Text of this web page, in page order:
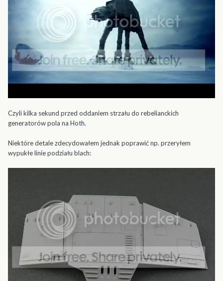
Czyli kilka sekund przed oddaniem strzału do rebelianckich
generatorów pola na Hoth.
Niektóre detale zdecydowałem jednak poprawić np. przeryłem
wypukłe linie podziału blach: